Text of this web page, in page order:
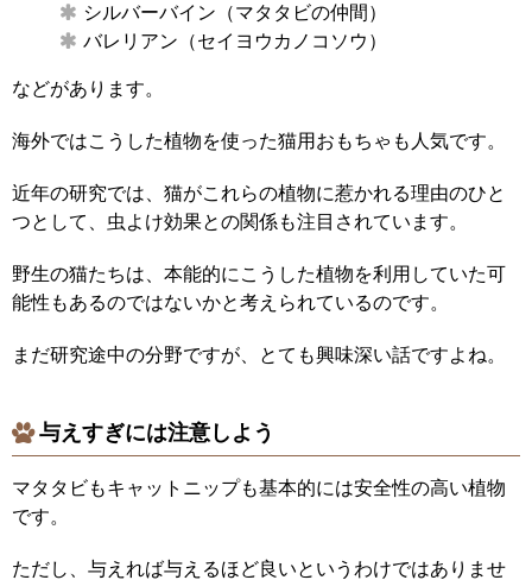
シルバーバイン（マタタビの仲間）
バレリアン（セイヨウカノコソウ）
などがあります。
海外ではこうした植物を使った猫用おもちゃも人気です。
近年の研究では、猫がこれらの植物に惹かれる理由のひと
つとして、虫よけ効果との関係も注目されています。
野生の猫たちは、本能的にこうした植物を利用していた可
能性もあるのではないかと考えられているのです。
まだ研究途中の分野ですが、とても興味深い話ですよね。
与えすぎには注意しよう
マタタビもキャットニップも基本的には安全性の高い植物
です。
ただし、与えれば与えるほど良いというわけではありませ